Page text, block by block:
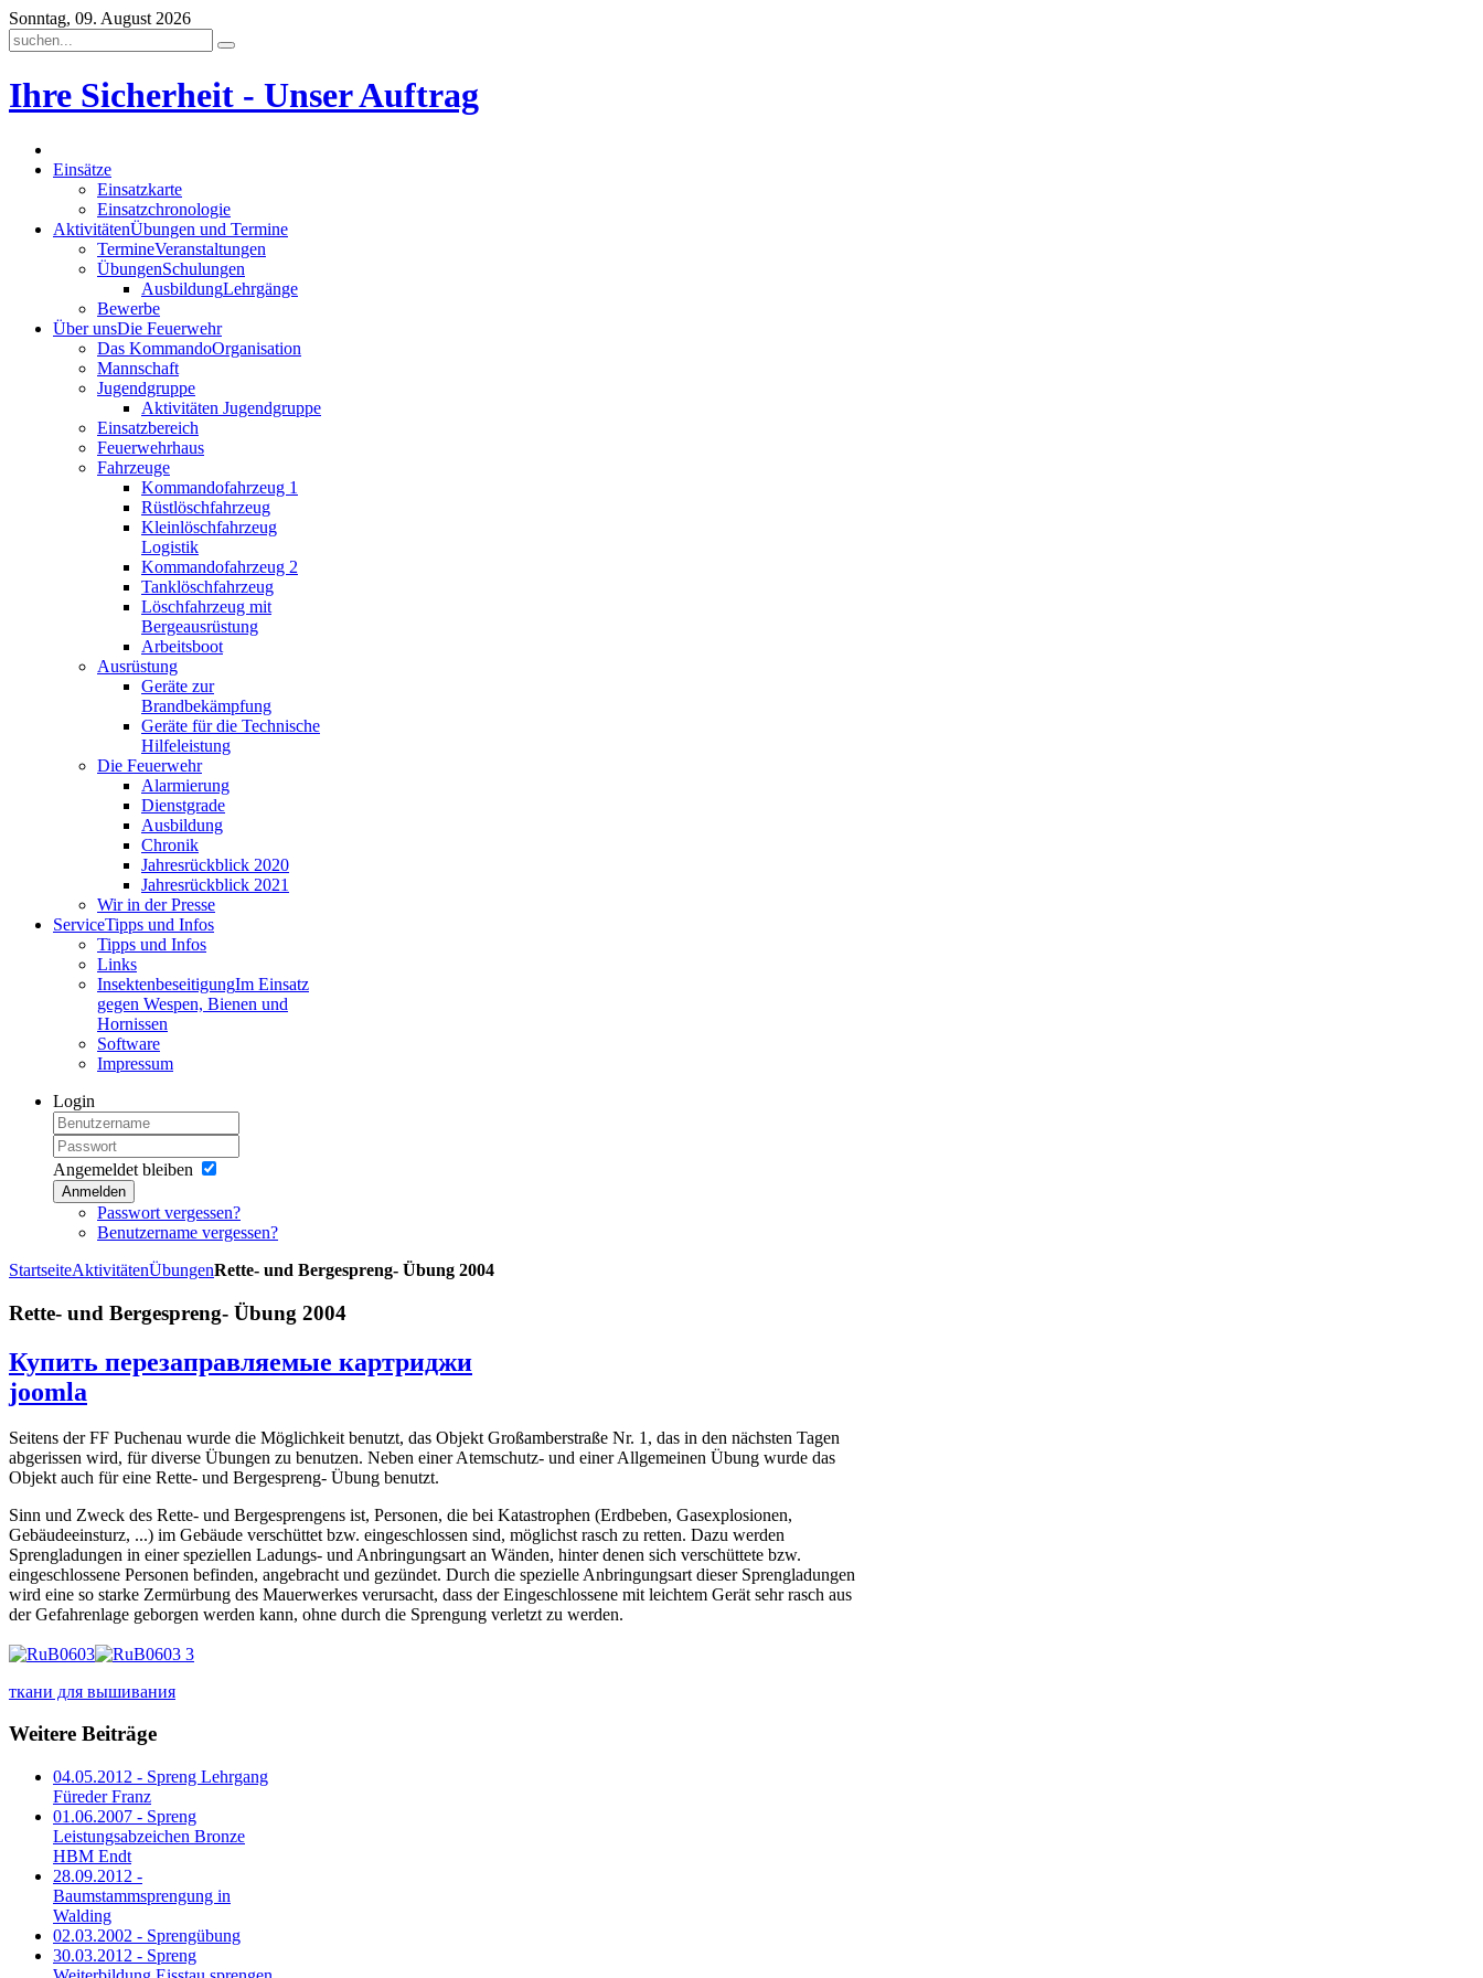
Sonntag, 09. August 2026
Ihre Sicherheit - Unser Auftrag
Einsätze
Einsatzkarte
Einsatzchronologie
AktivitätenÜbungen und Termine
TermineVeranstaltungen
ÜbungenSchulungen
AusbildungLehrgänge
Bewerbe
Über unsDie Feuerwehr
Das KommandoOrganisation
Mannschaft
Jugendgruppe
Aktivitäten Jugendgruppe
Einsatzbereich
Feuerwehrhaus
Fahrzeuge
Kommandofahrzeug 1
Rüstlöschfahrzeug
Kleinlöschfahrzeug
Logistik
Kommandofahrzeug 2
Tanklöschfahrzeug
Löschfahrzeug mit
Bergeausrüstung
Arbeitsboot
Ausrüstung
Geräte zur
Brandbekämpfung
Geräte für die Technische
Hilfeleistung
Die Feuerwehr
Alarmierung
Dienstgrade
Ausbildung
Chronik
Jahresrückblick 2020
Jahresrückblick 2021
Wir in der Presse
ServiceTipps und Infos
Tipps und Infos
Links
InsektenbeseitigungIm Einsatz
gegen Wespen, Bienen und
Hornissen
Software
Impressum
Login
Angemeldet bleiben
Anmelden
Passwort vergessen?
Benutzername vergessen?
StartseiteAktivitätenÜbungenRette- und Bergespreng- Übung 2004
Rette- und Bergespreng- Übung 2004
Купить перезаправляемые картриджи
joomla
Seitens der FF Puchenau wurde die Möglichkeit benutzt, das Objekt Großamberstraße Nr. 1, das in den nächsten Tagen
abgerissen wird, für diverse Übungen zu benutzen. Neben einer Atemschutz- und einer Allgemeinen Übung wurde das
Objekt auch für eine Rette- und Bergespreng- Übung benutzt.
Sinn und Zweck des Rette- und Bergesprengens ist, Personen, die bei Katastrophen (Erdbeben, Gasexplosionen,
Gebäudeeinsturz, ...) im Gebäude verschüttet bzw. eingeschlossen sind, möglichst rasch zu retten. Dazu werden
Sprengladungen in einer speziellen Ladungs- und Anbringungsart an Wänden, hinter denen sich verschüttete bzw.
eingeschlossene Personen befinden, angebracht und gezündet. Durch die spezielle Anbringungsart dieser Sprengladungen
wird eine so starke Zermürbung des Mauerwerkes verursacht, dass der Eingeschlossene mit leichtem Gerät sehr rasch aus
der Gefahrenlage geborgen werden kann, ohne durch die Sprengung verletzt zu werden.
ткани для вышивания
Weitere Beiträge
04.05.2012 - Spreng Lehrgang
Füreder Franz
01.06.2007 - Spreng
Leistungsabzeichen Bronze
HBM Endt
28.09.2012 -
Baumstammsprengung in
Walding
02.03.2002 - Sprengübung
30.03.2012 - Spreng